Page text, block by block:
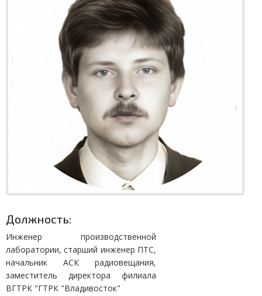
Должность:
Инженер производственной
лаборатории, старший инженер ПТС,
начальник АСК радиовещания,
заместитель директора филиала
ВГТРК "ГТРК "Владивосток"